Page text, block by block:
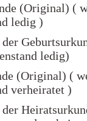
(Original) (
ledig )
der
ledig)
(Original) (
verheiratet )
der